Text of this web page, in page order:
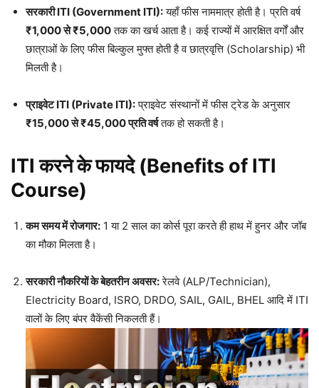
सरकारी ITI (Government ITI):यहाँ फीस नाममात्र होती है। प्रति वर्ष
₹1,000 से ₹5,000तक का खर्च आता है। कई राज्यों में आरक्षित वर्गों और
छात्राओं के लिए फीस बिल्कुल मुफ्त होती है व छात्रवृत्ति (Scholarship) भी
मिलती है।
प्राइवेट ITI (Private ITI):प्राइवेट संस्थानों में फीस ट्रेड के अनुसार
₹15,000 से ₹45,000 प्रति वर्षतक हो सकती है।
ITI करने के फायदे (Benefits of ITI
Course)
कम समय में रोजगार: 1 या 2 साल का कोर्स पूरा करते ही हाथ में हुनर और जॉब
का मौका मिलता है।
सरकारी नौकरियों के बेहतरीन अवसर:रेलवे (ALP/Technician),
Electricity Board, ISRO, DRDO, SAIL, GAIL, BHEL आदि में ITI
वालों के लिए बंपर वैकेंसी निकलती हैं।